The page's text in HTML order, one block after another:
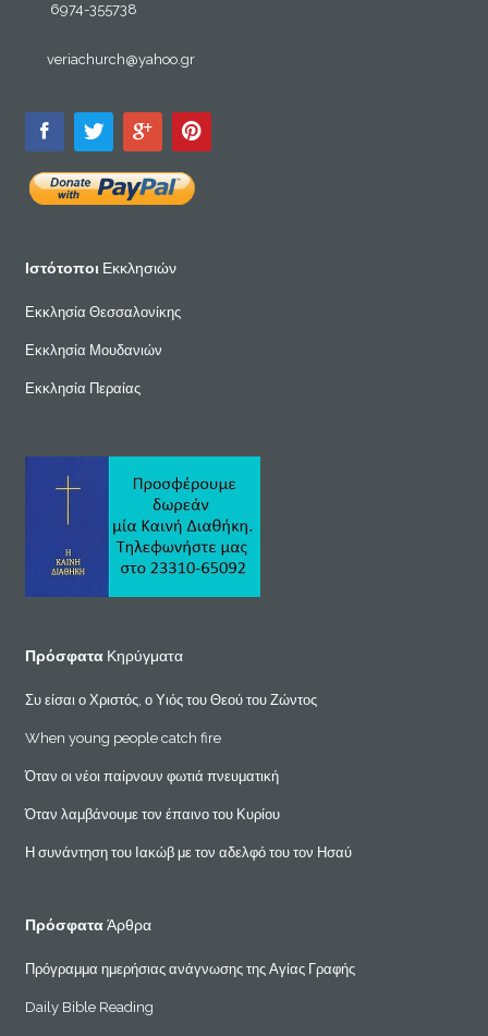
6974-355738
veriachurch@yahoo.gr
Ιστότοποι Εκκλησιών
Εκκλησία Θεσσαλονίκης
Εκκλησία Μουδανιών
Εκκλησία Περαίας
Πρόσφατα Κηρύγματα
Συ είσαι ο Χριστός, ο Υιός του Θεού του Ζώντος
When young people catch fire
Όταν οι νέοι παίρνουν φωτιά πνευματική
Όταν λαμβάνουμε τον έπαινο του Κυρίου
Η συνάντηση του Ιακώβ με τον αδελφό του τον Ησαύ
ΠρόσφαταΆρθρα
Πρόγραμμα ημερήσιας ανάγνωσης της Αγίας Γραφής
Daily Bible Reading